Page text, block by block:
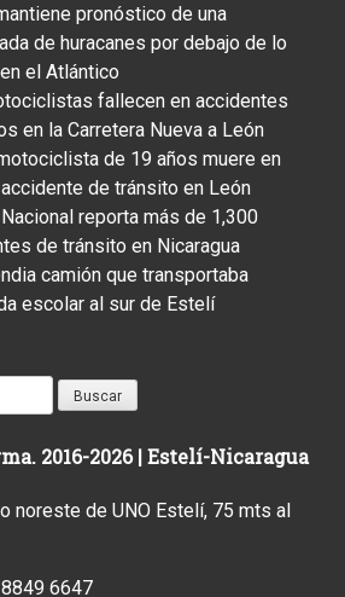
pronóstico de una
de huracanes por debajo de lo
el Atlántico
fallecen en accidentes
en la Carretera Nueva a León
de 19 años muere en
de tránsito en León
reporta más de 1,300
de tránsito en Nicaragua
camión que transportaba
escolar al sur de Estelí
2016-2026 | Estelí-Nicaragua
noreste de UNO Estelí, 75 mts al
6647